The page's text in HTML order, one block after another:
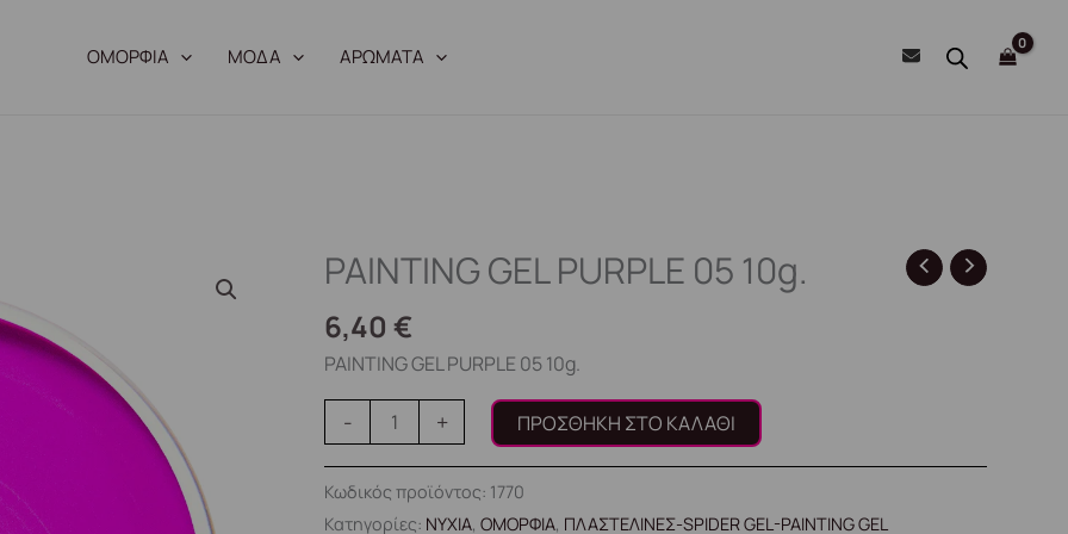
ΟΜΟΡΦΙΑ ΜΟΔΑ ΑΡΩΜΑΤΑ
PAINTING GEL PURPLE 05 10g.
6,40€
PAINTING GEL PURPLE 05 10g.
-
PAINTING
PURPLE
05
ποσότητα
+ ΠΡΟΣΘΉΚΗ ΣΤΟ ΚΑΛΆΘΙ
Κωδικός προϊόντος: 1770
Κατηγορίες: ΝΥΧΙΑ,ΟΜΟΡΦΙΑ, ΠΛΑΣΤΕΛΙΝΕΣ-SPIDER GEL-PAINTING GEL